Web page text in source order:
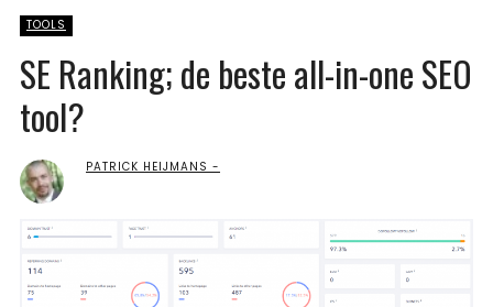
TOOLS
SE Ranking; de beste all-in-one SEO
tool?
PATRICK HEIJMANS